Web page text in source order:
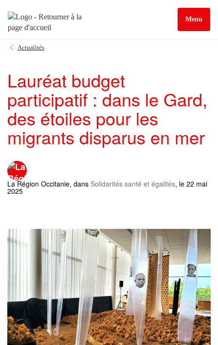
Menu
Actualités
Lauréat budget
participatif : dans le Gard,
des étoiles pour les
migrants disparus en mer
La Région Occitanie, dans Solidarités santé et égalités, le 22 mai
2025